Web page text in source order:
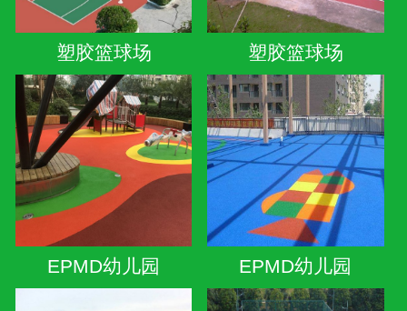
塑胶篮球场 塑胶篮球场
EPMD幼儿园 EPMD幼儿园